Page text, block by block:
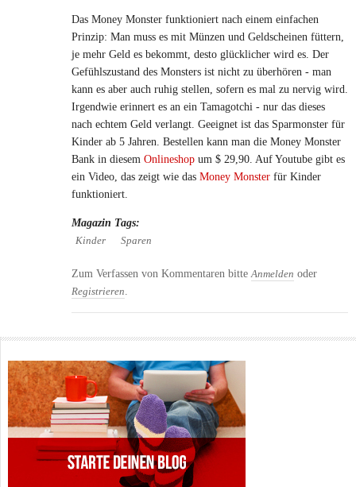
Das Money Monster funktioniert nach einem einfachen
Prinzip: Man muss es mit Münzen und Geldscheinen füttern,
je mehr Geld es bekommt, desto glücklicher wird es. Der
Gefühlszustand des Monsters ist nicht zu überhören - man
kann es aber auch ruhig stellen, sofern es mal zu nervig wird.
Irgendwie erinnert es an ein Tamagotchi - nur das dieses
nach echtem Geld verlangt. Geeignet ist das Sparmonster für
Kinder ab 5 Jahren. Bestellen kann man die Money Monster
Bank in diesem Onlineshop um $ 29,90. Auf Youtube gibt es
ein Video, das zeigt wie das Money Monster für Kinder
funktioniert.
Magazin Tags:
Kinder Sparen
Zum Verfassen von Kommentaren bitteAnmelden oder
Registrieren.